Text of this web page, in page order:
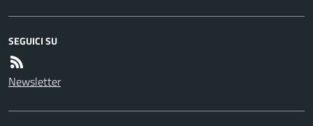
SEGUICI SU
Newsletter